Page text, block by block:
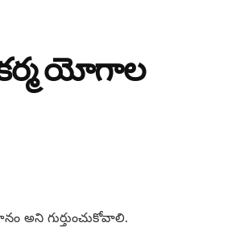
కర్మ యోగాల
అని గుర్తుంచుకోవాలి.